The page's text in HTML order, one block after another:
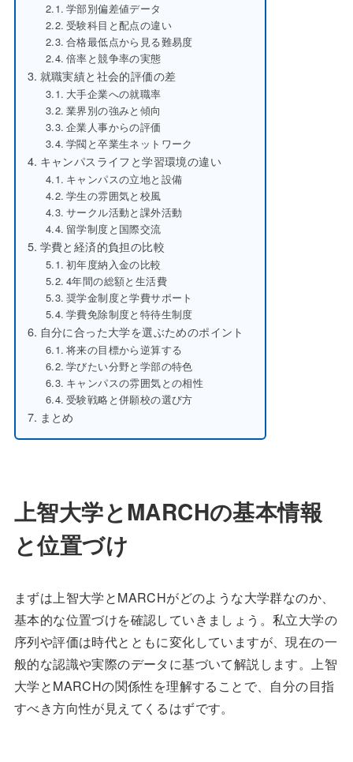
学部別偏差値データ
受験科目と配点の違い
合格最低点から見る難易度
倍率と競争率の実態
就職実績と社会的評価の差
大手企業への就職率
業界別の強みと傾向
企業人事からの評価
学閥と卒業生ネットワーク
キャンパスライフと学習環境の違い
キャンパスの立地と設備
学生の雰囲気と校風
サークル活動と課外活動
留学制度と国際交流
学費と経済的負担の比較
初年度納入金の比較
4年間の総額と生活費
奨学金制度と学費サポート
学費免除制度と特待生制度
自分に合った大学を選ぶためのポイント
将来の目標から逆算する
学びたい分野と学部の特色
キャンパスの雰囲気との相性
受験戦略と併願校の選び方
まとめ
上智大学とMARCHの基本情報
と位置づけ
まずは上智大学とMARCHがどのような大学群なのか、
基本的な位置づけを確認していきましょう。私立大学の
序列や評価は時代とともに変化していますが、現在の一
般的な認識や実際のデータに基づいて解説します。上智
大学とMARCHの関係性を理解することで、自分の目指
すべき方向性が見えてくるはずです。